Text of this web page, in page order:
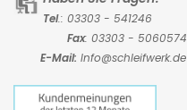
Tel.: 03303 - 541246
Fax: 03303 - 5060574
E-Mail: Info@schleifwerk.de